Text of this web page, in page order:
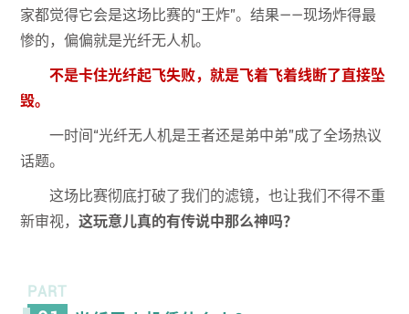
家都觉得它会是这场比赛的“王炸”。结果——现场炸得最
惨的，偏偏就是光纤无人机。
不是卡住光纤起飞失败，就是飞着飞着线断了直接坠
毁。
一时间“光纤无人机是王者还是弟中弟”成了全场热议
话题。
这场比赛彻底打破了我们的滤镜，也让我们不得不重
新审视，这玩意儿真的有传说中那么神吗？
PART